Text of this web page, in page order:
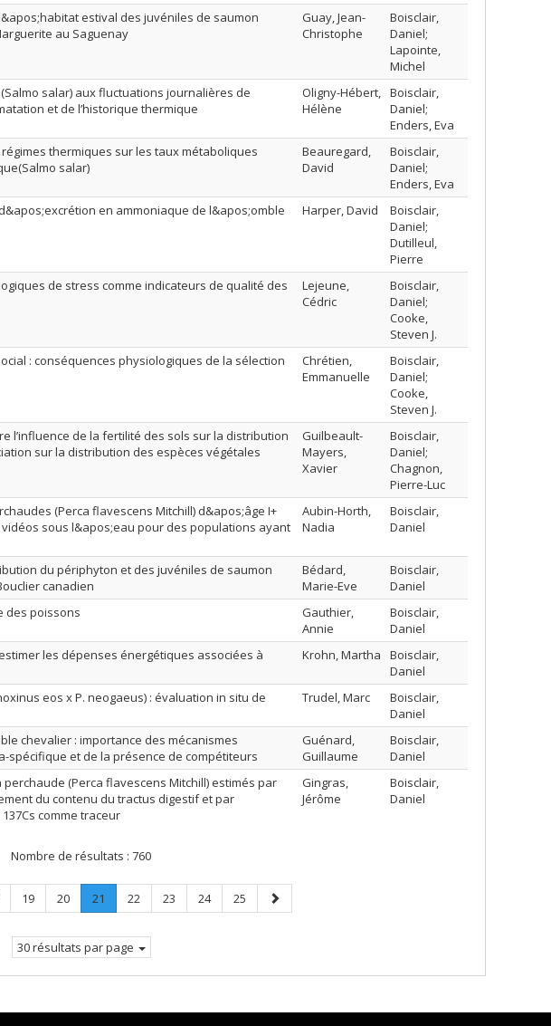
estival des juvéniles de saumon
au Saguenay
Guay, Jean-
Christophe
Boisclair,
Daniel;
Lapointe,
Michel
salar) aux fluctuations journalières de
et de l’historique thermique
Oligny-Hébert,
Hélène
Boisclair,
Daniel;
Enders, Eva
thermiques sur les taux métaboliques
salar)
Beauregard,
David
Boisclair,
Daniel;
Enders, Eva
en ammoniaque de l&apos;omble
Harper, David
Boisclair,
Daniel;
Dutilleul,
Pierre
de stress comme indicateurs de qualité des
Lejeune,
Cédric
Boisclair,
Daniel;
Cooke,
Steven J.
: conséquences physiologiques de la sélection
Chrétien,
Emmanuelle
Boisclair,
Daniel;
Cooke,
Steven J.
l’influence de la fertilité des sols sur la distribution
sur la distribution des espèces végétales
Guilbeault-
Mayers,
Xavier
Boisclair,
Daniel;
Chagnon,
Pierre-Luc
(Perca flavescens Mitchill) d&apos;âge I+
sous l&apos;eau pour des populations ayant
Aubin-Horth,
Nadia
Boisclair,
Daniel
du périphyton et des juvéniles de saumon
canadien
Bédard,
Marie-Eve
Boisclair,
Daniel
des poissons
Gauthier,
Annie
Boisclair,
Daniel
les dépenses énergétiques associées à
Krohn, Martha
Boisclair,
Daniel
eos x P. neogaeus) : évaluation in situ de
Trudel, Marc
Boisclair,
Daniel
chevalier : importance des mécanismes
spécifique et de la présence de compétiteurs
Guénard,
Guillaume
Boisclair,
Daniel
(Perca flavescens Mitchill) estimés par
du contenu du tractus digestif et par
comme traceur
Gingras,
Jérôme
Boisclair,
Daniel
Nombre de résultats : 760
Page
19 Page
20 Page
21
Page
Page
22 Page
23 Page
24 Page
25
Page
suivante
30 résultats par page